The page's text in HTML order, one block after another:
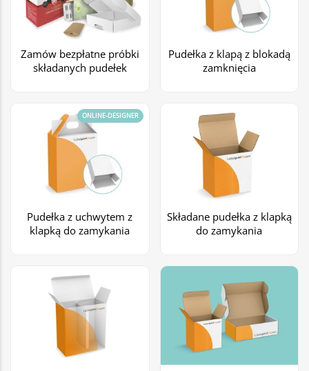
Zamów bezpłatne próbki
składanych pudełek
Pudełka z klapą z blokadą
zamknięcia
Pudełka z uchwytem z
klapką do zamykania
ONLINE-DESIGNER
Składane pudełka z klapką
do zamykania